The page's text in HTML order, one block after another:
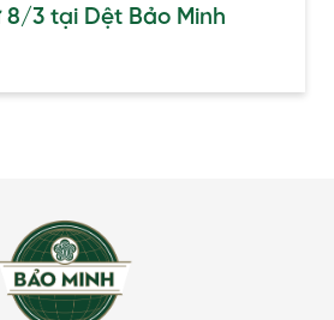
8/3 tại Dệt Bảo Minh